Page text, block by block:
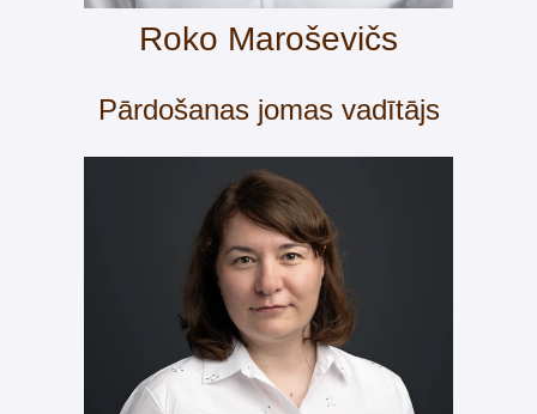
Roko Maroševičs
Pārdošanas jomas vadītājs